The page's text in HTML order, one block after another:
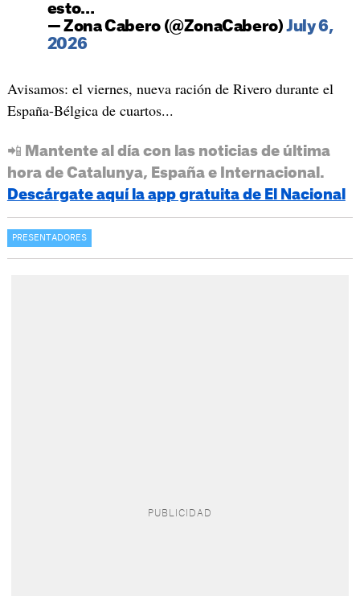
esto…
— Zona Cabero (@ZonaCabero)July 6,
2026
Avisamos: el viernes, nueva ración de Rivero durante el
España-Bélgica de cuartos...
📲 Mantente al día con las noticias de última
hora de Catalunya, España e Internacional.
Descárgate aquí la app gratuita de El Nacional
PRESENTADORES